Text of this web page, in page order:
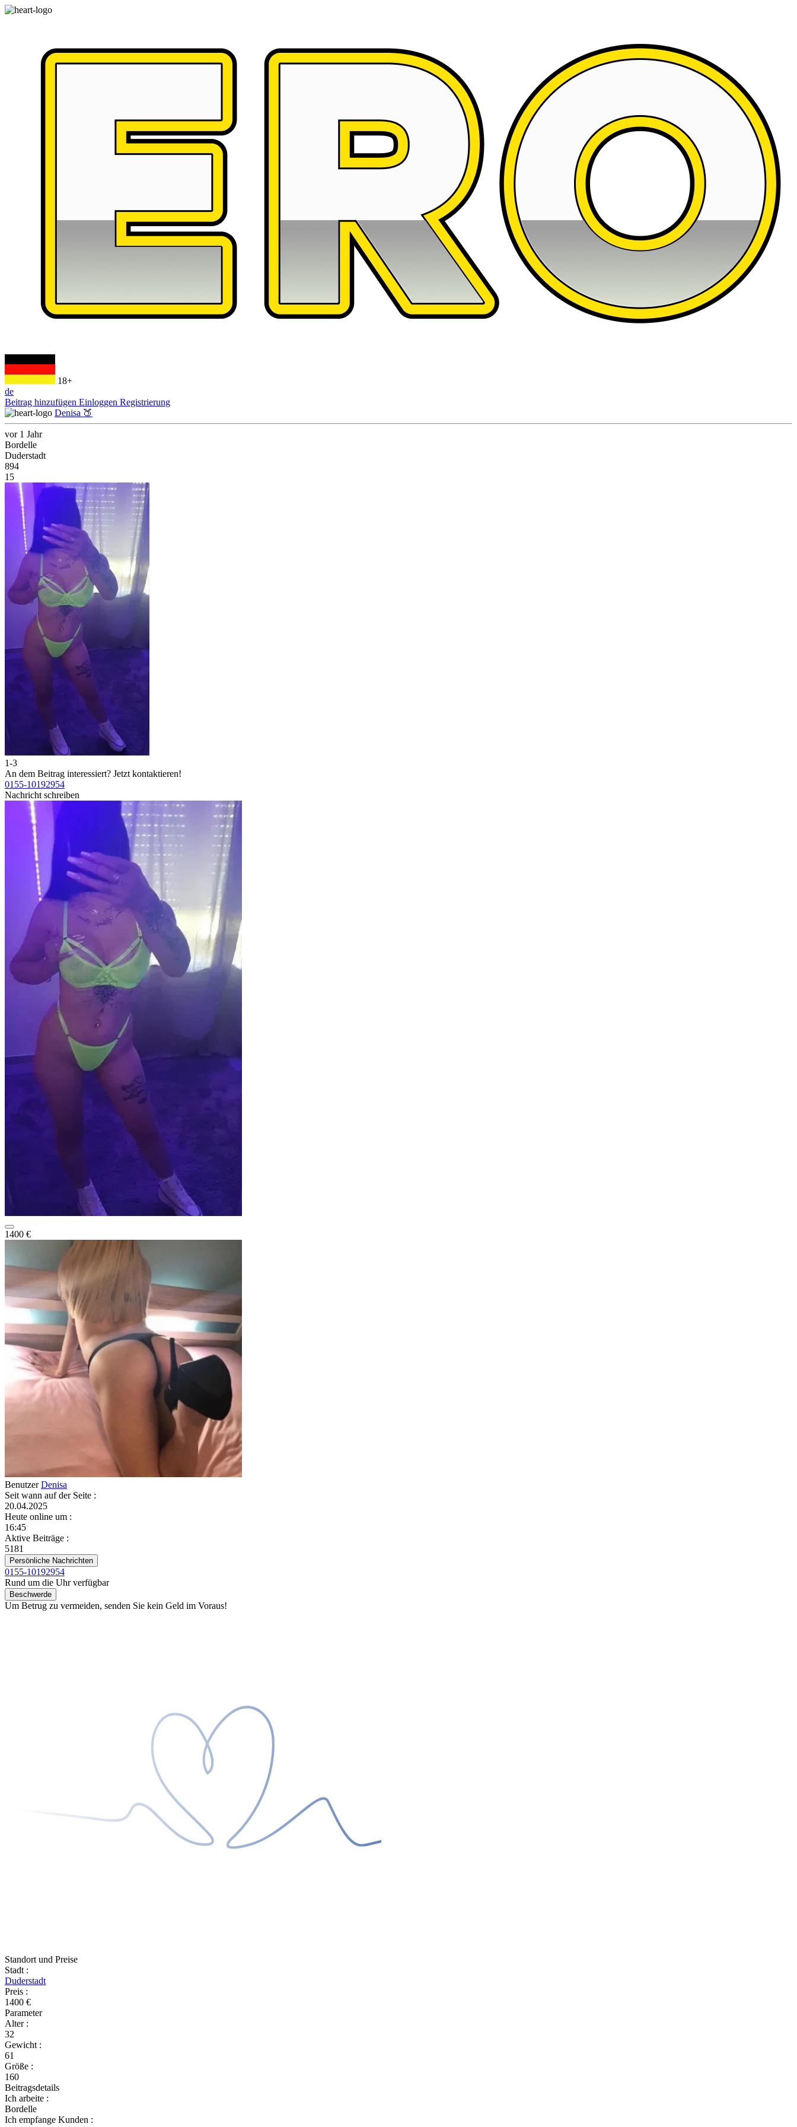
18+
de
Beitrag hinzufügen Einloggen Registrierung
Denisa 🍑
vor 1 Jahr
Bordelle
Duderstadt
894
15
1-3
An dem Beitrag interessiert? Jetzt kontaktieren!
0155-10192954
Nachricht schreiben
1400 €
BenutzerDenisa
Seit wann auf der Seite :
20.04.2025
Heute online um :
16:45
Aktive Beiträge :
5181
Persönliche Nachrichten
0155-10192954
Rund um die Uhr verfügbar
Beschwerde
Um Betrug zu vermeiden, senden Sie kein Geld im Voraus!
Standort und Preise
Stadt :
Duderstadt
Preis :
1400 €
Parameter
Alter :
32
Gewicht :
61
Größe :
160
Beitragsdetails
Ich arbeite :
Bordelle
Ich empfange Kunden :